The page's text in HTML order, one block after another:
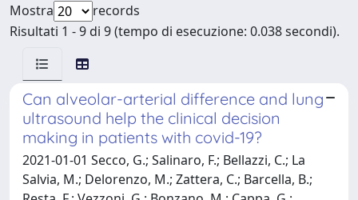
Mostra
records
Risultati 1 - 9 di 9 (tempo di esecuzione: 0.038 secondi).
Can alveolar-arterial difference and lung
ultrasound help the clinical decision
making in patients with covid-19?
2021-01-01 Secco, G.; Salinaro, F.; Bellazzi, C.; La
Salvia, M.; Delorenzo, M.; Zattera, C.; Barcella, B.;